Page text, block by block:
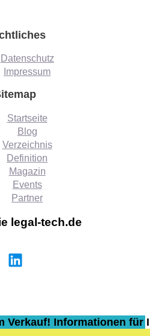
Datenschutz
Impressum
Startseite
Blog
Verzeichnis
Definition
Magazin
Events
Partner
legal-tech.de
Verkauf! Informationen für